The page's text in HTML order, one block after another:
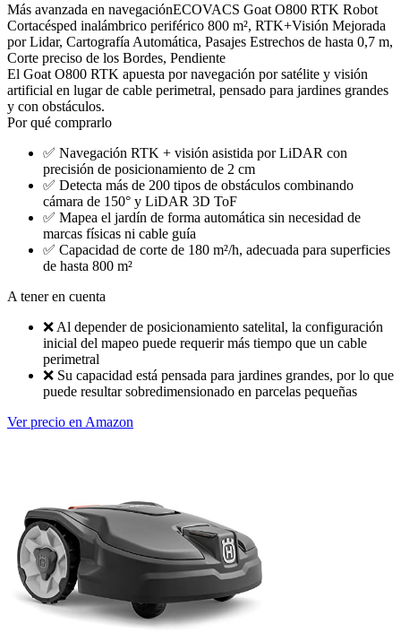
Más avanzada en navegaciónECOVACS Goat O800 RTK Robot
Cortacésped inalámbrico periférico 800 m², RTK+Visión Mejorada
por Lidar, Cartografía Automática, Pasajes Estrechos de hasta 0,7 m,
Corte preciso de los Bordes, Pendiente
El Goat O800 RTK apuesta por navegación por satélite y visión
artificial en lugar de cable perimetral, pensado para jardines grandes
y con obstáculos.
Por qué comprarlo
✅ Navegación RTK + visión asistida por LiDAR con
precisión de posicionamiento de 2 cm
✅ Detecta más de 200 tipos de obstáculos combinando
cámara de 150° y LiDAR 3D ToF
✅ Mapea el jardín de forma automática sin necesidad de
marcas físicas ni cable guía
✅ Capacidad de corte de 180 m²/h, adecuada para superficies
de hasta 800 m²
A tener en cuenta
❌ Al depender de posicionamiento satelital, la configuración
inicial del mapeo puede requerir más tiempo que un cable
perimetral
❌ Su capacidad está pensada para jardines grandes, por lo que
puede resultar sobredimensionado en parcelas pequeñas
Ver precio en Amazon